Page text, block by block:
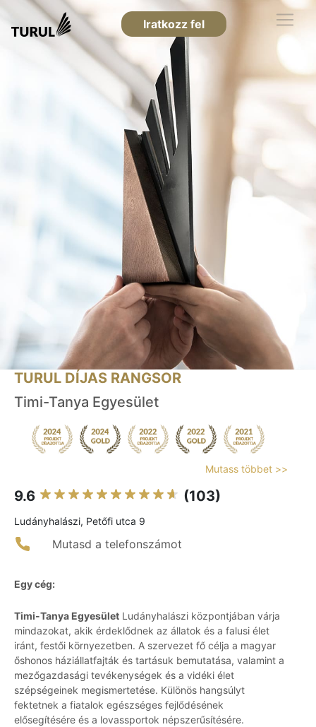
Iratkozz fel
TURUL DÍJAS RANGSOR
Timi-Tanya Egyesület
Mutass többet >>
9.6 (103)
Ludányhalászi, Petőfi utca 9
Mutasd a telefonszámot
Egy cég:
Timi-Tanya Egyesület Ludányhalászi központjában várja
mindazokat, akik érdeklődnek az állatok és a falusi élet
iránt, festői környezetben. A szervezet fő célja a magyar
őshonos háziállatfajták és tartásuk bemutatása, valamint a
mezőgazdasági tevékenységek és a vidéki élet
szépségeinek megismertetése. Különös hangsúlyt
fektetnek a fiatalok egészséges fejlődésének
elősegítésére és a lovassportok népszerűsítésére.